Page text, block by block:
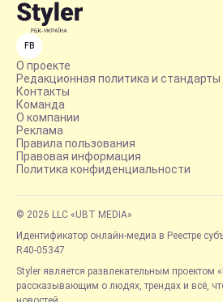
FB
О проекте
Редакционная политика и стандарты
Контакты
Команда
О компании
Реклама
Правила пользования
Правовая информация
Политика конфиденциальности
© 2026 LLC «UBT MEDIA»
Идентификатор онлайн-медиа в Реестре
R40-05347
Styler является развлекательным проектом
рассказывающим о людях, трендах и всё,